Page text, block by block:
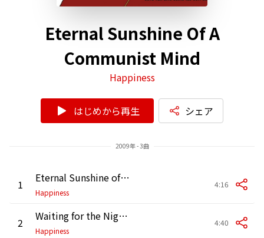
Eternal Sunshine Of A
Communist Mind
Happiness
はじめから再生 シェア
2009年 - 3曲
1 Eternal Sunshine of a Communist Mind
Happiness
4:16
2 Waiting for the Night (Live at Tavastia)
Happiness
4:40